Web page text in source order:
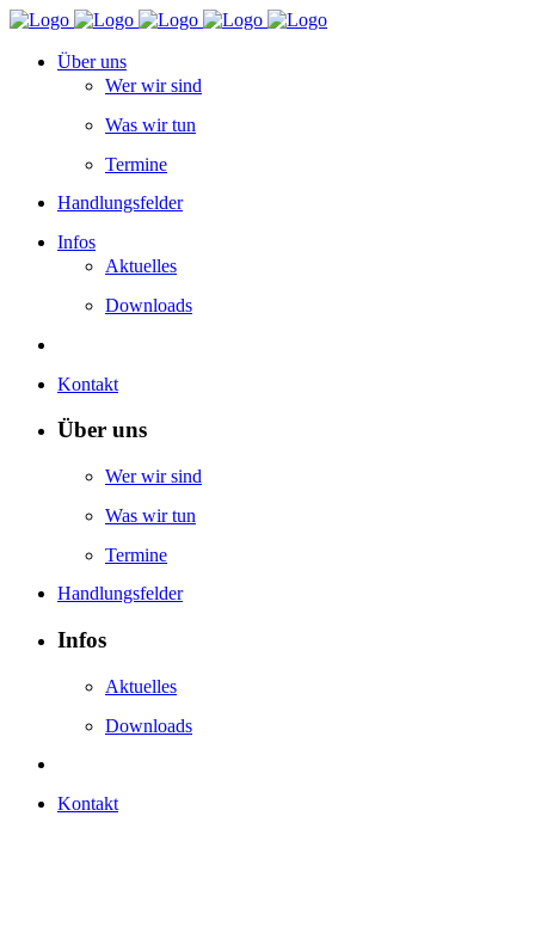
Über uns
Wer wir sind
Was wir tun
Termine
Handlungsfelder
Infos
Aktuelles
Downloads
Kontakt
Über uns
Wer wir sind
Was wir tun
Termine
Handlungsfelder
Infos
Aktuelles
Downloads
Kontakt